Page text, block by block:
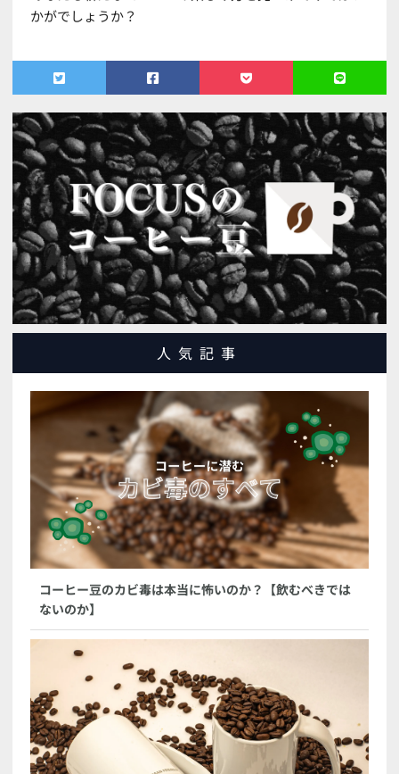
かがでしょうか？
人気記事
コーヒー豆のカビ毒は本当に怖いのか？【飲むべきでは
ないのか】